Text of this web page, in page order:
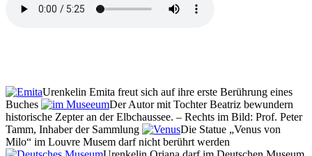
Urenkelin Emita freut sich auf ihre erste Berührung eines
Buches
Der Autor mit Tochter Beatriz bewundern
historische Zepter an der Elbchaussee. – Rechts im Bild: Prof. Peter
Tamm, Inhaber der Sammlung
Die Statue
Venus von
Milo
im Louvre Musem darf nicht berührt werden